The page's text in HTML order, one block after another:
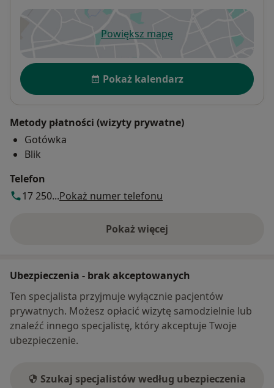
Powiększ mapęotwiera się w nowej karcie
Dostępność
Pokaż kalendarz
Metody płatności (wizyty prywatne)
Gotówka
Blik
Telefon
17 250...Pokaż numer telefonu
Pokaż więcej
o adresie
Ubezpieczenia - brak akceptowanych
Ten specjalista przyjmuje wyłącznie pacjentów
prywatnych. Możesz opłacić wizytę samodzielnie lub
znaleźć innego specjalistę, który akceptuje Twoje
ubezpieczenie.
Szukaj specjalistów według ubezpieczenia